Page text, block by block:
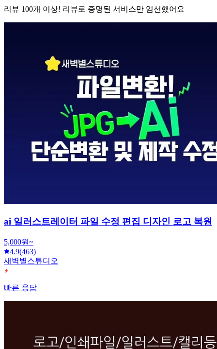
리뷰 100개 이상! 리뷰로 증명된 서비스만 엄선했어요
ai 일러스트레이터 파일 수정 편집 디자인 로고 복원
5,000원~
4.9(463)
새벽별스튜디오
빠른 응답